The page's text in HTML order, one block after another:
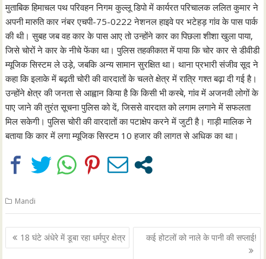
मुताबिक हिमाचल पथ परिवहन निगम कुल्लू डिपो में कार्यरत परिचालक ललित कुमार ने
अपनी मारुति कार नंबर एचपी-75-0222 नेशनल हाइवे पर भटेहड़ गांव के पास पार्क
की थी। सुबह जब वह कार के पास आए तो उन्होंने कार का पिछला शीशा खुला पाया,
जिसे चोरों ने कार के नीचे फेंका था। पुलिस तहकीकात में पाया कि चोर कार से डीवीडी
म्यूजिक सिस्टम ले उड़े, जबकि अन्य सामान सुरक्षित था। थाना प्रभारी संजीव सूद ने
कहा कि इलाके में बढ़ती चोरी की वारदातों के चलते क्षेत्र में रात्रि गश्त बढ़ा दी गई है।
उन्होंने क्षेत्र की जनता से आह्वान किया है कि किसी भी कस्बे, गांव में अजनवी लोगों के
पाए जाने की तुरंत सूचना पुलिस को दें, जिससे वारदात को लगाम लगाने में सफलता
मिल सकेगी। पुलिस चोरी की वारदातों का पटाक्षेप करने में जुटी है। गाड़ी मालिक ने
बताया कि कार में लगा म्यूजिक सिस्टम 10 हजार की लागत से अधिक का था।
Mandi
Post
navigation
18 घंटे अंधेरे में डूबा रहा धर्मपुर क्षेत्र कई होटलों को नाले के पानी की सप्लाई!